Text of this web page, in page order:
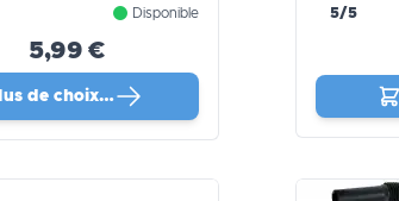
Disponible
5,99 €
de choix…
PRO
5/5